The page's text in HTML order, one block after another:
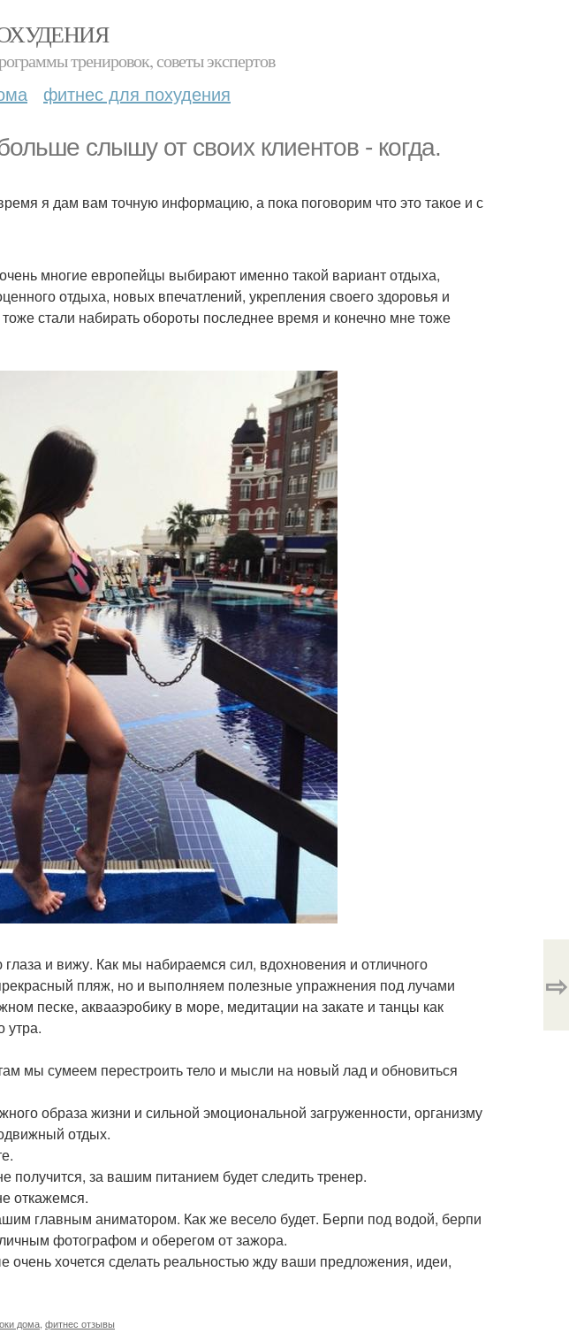
тренировок, советы экспертов
фитнес для похудения
слышу от своих клиентов - когда.
я дам вам точную информацию, а пока поговорим что это такое и с
многие европейцы выбирают именно такой вариант отдыха,
отдыха, новых впечатлений, укрепления своего здоровья и
стали набирать обороты последнее время и конечно мне тоже
и вижу. Как мы набираемся сил, вдохновения и отличного
пляж, но и выполняем полезные упражнения под лучами
песке, аквааэробику в море, медитации на закате и танцы как
утра.
мы сумеем перестроить тело и мысли на новый лад и обновиться
образа жизни и сильной эмоциональной загруженности, организму
отдых.
получится, за вашим питанием будет следить тренер.
откажемся.
главным аниматором. Как же весело будет. Берпи под водой, берпи
фотографом и оберегом от зажора.
очень хочется сделать реальностью жду ваши предложения, идеи,
дома фитнес отзывы
⇨